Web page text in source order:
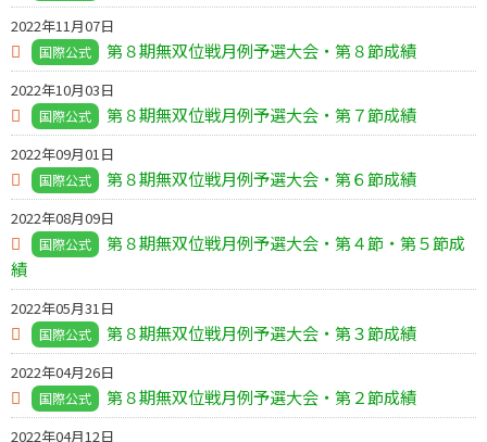
2022年11月07日
国際公式 第８期無双位戦月例予選大会・第８節成績
2022年10月03日
国際公式 第８期無双位戦月例予選大会・第７節成績
2022年09月01日
国際公式 第８期無双位戦月例予選大会・第６節成績
2022年08月09日
国際公式
第８期無双位戦月例予選大会・第４節・第５節成
績
2022年05月31日
国際公式 第８期無双位戦月例予選大会・第３節成績
2022年04月26日
国際公式 第８期無双位戦月例予選大会・第２節成績
2022年04月12日